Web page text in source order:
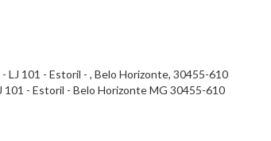
LJ 101 - Estoril - , Belo Horizonte, 30455-610
101 - Estoril - Belo HorizonteMG 30455-610